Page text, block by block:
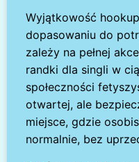
Wyjątkowość
dopasowaniu do
zależy na pełnej
randki dla singli w
społeczności
otwartej, ale
miejsce, gdzie
normalnie, bez